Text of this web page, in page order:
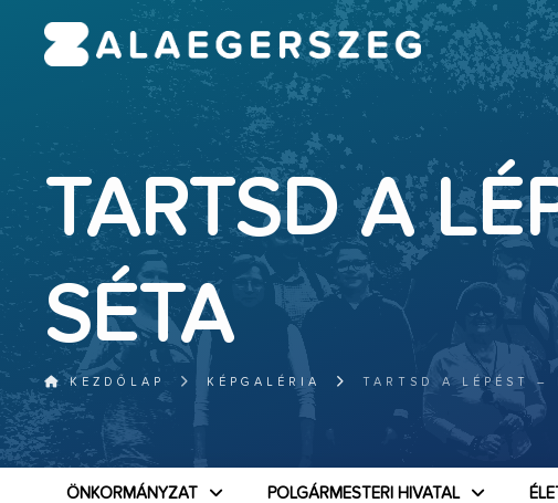
TARTSD A
SÉTA
KEZDŐLAP KÉPGALÉRIA TARTSD A LÉPÉST –
ÖNKORMÁNYZAT POLGÁRMESTERI HIVATAL